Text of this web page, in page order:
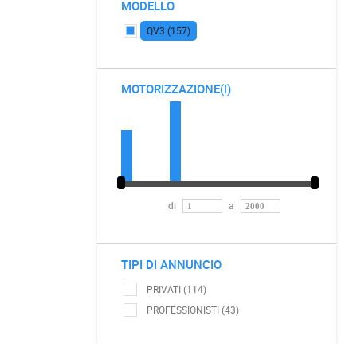
MODELLO
QV3 (157)
MOTORIZZAZIONE(I)
di a
TIPI DI ANNUNCIO
PRIVATI (114)
PROFESSIONISTI (43)